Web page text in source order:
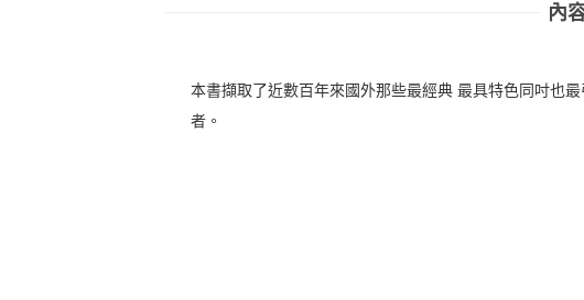
內
本書擷取了近數百年來國外那些最經典 最具特色同吋也
者。